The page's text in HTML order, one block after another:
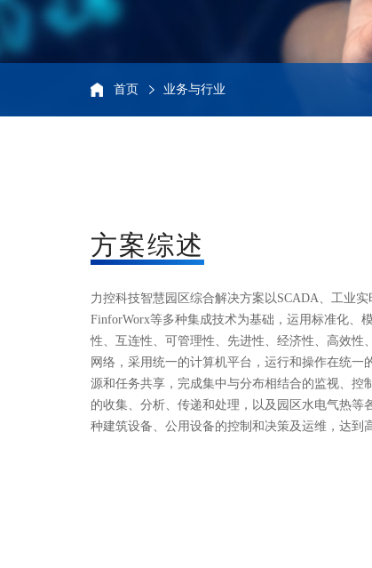
首页 业务与行业
方案综述
力控科技智慧园区综合解决方案以SCADA、工业
FinforWorx等多种集成技术为基础，运用标准化、
性、互连性、可管理性、先进性、经济性、高效性
网络，采用统一的计算机平台，运行和操作在统
源和任务共享，完成集中与分布相结合的监视、控
的收集、分析、传递和处理，以及园区水电气热等
种建筑设备、公用设备的控制和决策及运维，达到